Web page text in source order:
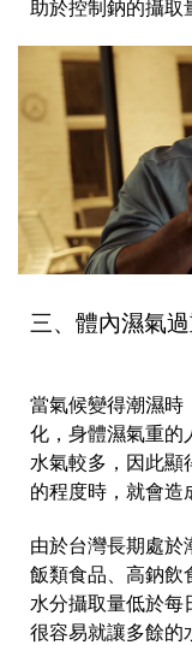
助於控制鈉的攝取
三、體內濕氣
當氣候變得潮濕時
化，身體濕氣重的
水氣較多，因此顯
的程度時，就會造
由於台灣長期處於
飯類食品、高鈉飲
水分攝取量低於每
很容易就讓多餘的